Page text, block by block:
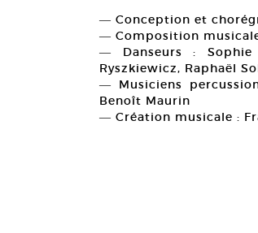
― Conception et
― Composition
― Danseurs : Sophie
Ryszkiewicz, Raphaël
― Musiciens
Benoît Maurin
― Création musicale :